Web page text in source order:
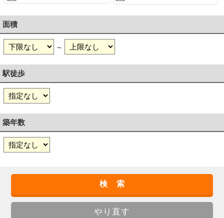
面積
～
駅徒歩
築年数